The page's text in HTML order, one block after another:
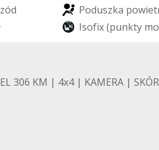
zód Poduszka powiet
Isofix (punkty mo
306 KM | 4x4 | KAMERA |